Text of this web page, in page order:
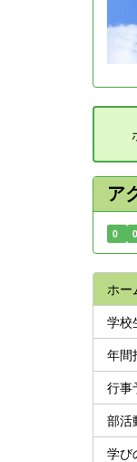
ア
0 0
ホー
学校
年間
行事
部活
学び